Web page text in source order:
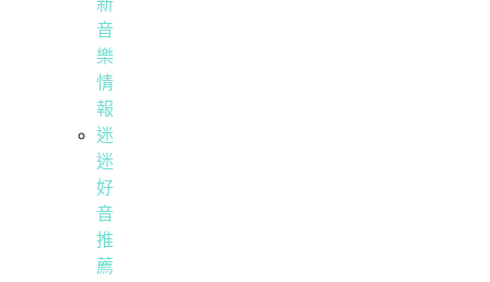
新
音
樂
情
報
迷
迷
好
音
推
薦